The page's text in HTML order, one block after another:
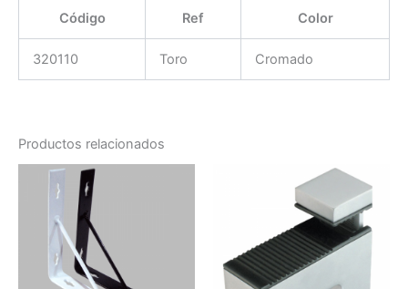
Código Ref Color
320110 Toro Cromado
Productos relacionados